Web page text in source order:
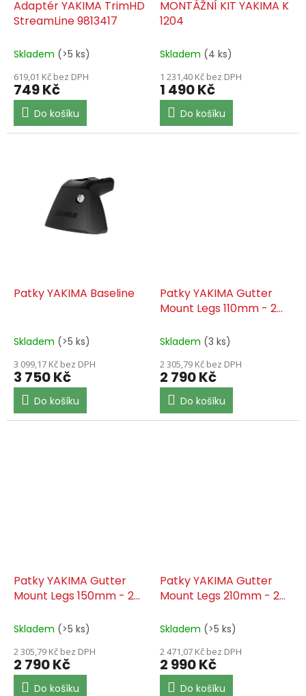
Adaptér YAKIMA TrimHD
StreamLine 9813417
Skladem (>5 ks)
619,01 Kč bez DPH
749 Kč
Do košíku
MONTÁŽNÍ KIT YAKIMA K
1204
Skladem (4 ks)
1 231,40 Kč bez DPH
1 490 Kč
Do košíku
Patky YAKIMA Baseline
Skladem (>5 ks)
3 099,17 Kč bez DPH
3 750 Kč
Do košíku
Patky YAKIMA Gutter
Mount Legs 110mm - 2
Skladem (3 ks)
2 305,79 Kč bez DPH
2 790 Kč
Do košíku
Patky YAKIMA Gutter
Mount Legs 150mm - 2
Skladem (>5 ks)
2 305,79 Kč bez DPH
2 790 Kč
Do košíku
Patky YAKIMA Gutter
Mount Legs 210mm - 2
Skladem (>5 ks)
2 471,07 Kč bez DPH
2 990 Kč
Do košíku